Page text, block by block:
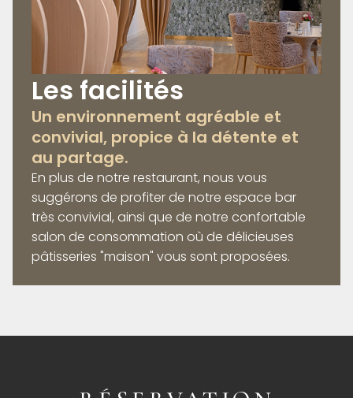
Les facilités
Un environnement agréable et
convivial, propice à la détente et
au partage.
En plus de notre restaurant, nous vous
suggérons de profiter de notre espace bar
très convivial, ainsi que de notre confortable
salon de consommation où de délicieuses
pâtisseries "maison" vous sont proposées.